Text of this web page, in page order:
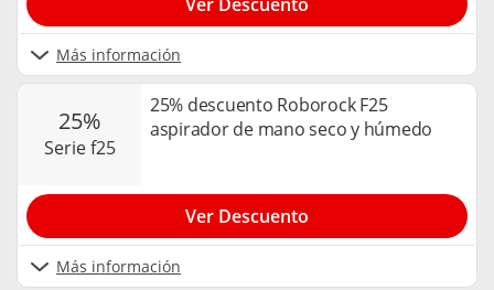
Más información
25%
serie f25
25% descuento Roborock F25
aspirador de mano seco y húmedo
Más información
Ver Descuento